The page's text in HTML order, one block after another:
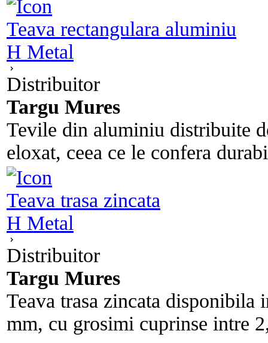
Teava rectangulara aluminiu
H Metal
Distribuitor
Targu Mures
Tevile din aluminiu distribuite
eloxat, ceea ce le confera
Teava trasa zincata
H Metal
Distribuitor
Targu Mures
Teava trasa zincata
mm, cu grosimi cuprinse intre